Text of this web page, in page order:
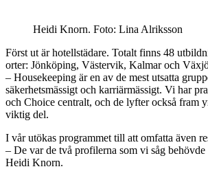
Heidi Knorn. Foto: Lina Alriksson
Först ut är hotellstädare. Totalt finns 48
orter: Jönköping, Västervik, Kalmar och
– Housekeeping är en av de mest utsatta
säkerhetsmässigt och karriärmässigt. Vi har
och Choice centralt, och de lyfter också fram
viktig del.
I vår utökas programmet till att omfatta även
– De var de två profilerna som vi såg behövde
Heidi Knorn.